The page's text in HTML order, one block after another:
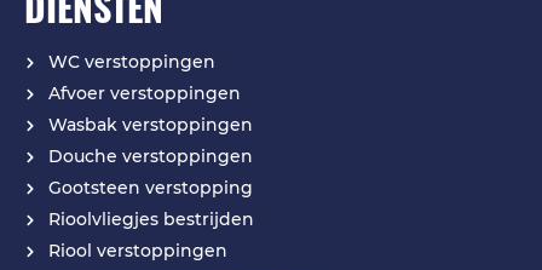
WC verstoppingen
Afvoer verstoppingen
Wasbak verstoppingen
Douche verstoppingen
Gootsteen verstopping
Rioolvliegjes bestrijden
Riool verstoppingen